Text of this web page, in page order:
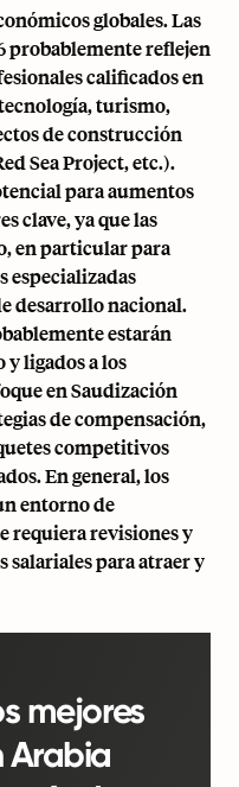
globales. Las
probablemente reflejen
calificados en
turismo,
de construcción
Sea Project, etc.).
para aumentos
clave, ya que las
en particular para
especializadas
desarrollo nacional.
estarán
ligados a los
en Saudización
de compensación,
competitivos
En general, los
entorno de
requiera revisiones y
salariales para atraer y
mejores
Arabia